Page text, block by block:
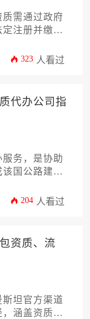
需通过政府
注册并缴纳
承接国家级公
323 人看过
代办公司指
务，是协助
国公路建设
言障碍及审批
204 人看过
资质、流
坦官方渠道
涵盖资质分